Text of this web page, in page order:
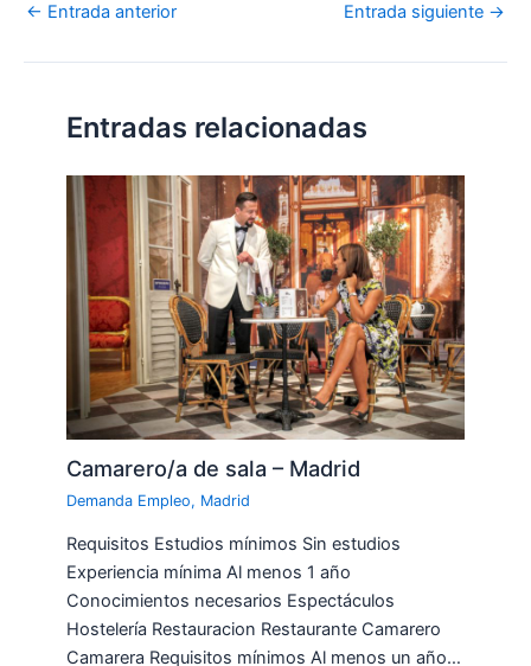
← Entrada anterior Entrada siguiente →
Entradas relacionadas
Camarero/a de sala – Madrid
Demanda Empleo, Madrid
Requisitos Estudios mínimos Sin estudios
Experiencia mínima Al menos 1 año
Conocimientos necesarios Espectáculos
Hostelería Restauracion Restaurante Camarero
Camarera Requisitos mínimos Al menos un año…